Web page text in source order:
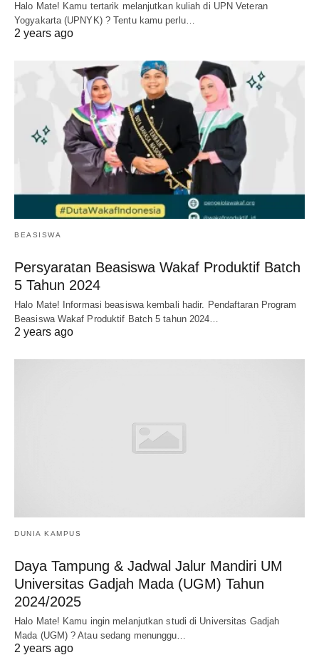
Halo Mate! Kamu tertarik melanjutkan kuliah di UPN Veteran
Yogyakarta (UPNYK) ? Tentu kamu perlu…
2 years ago
BEASISWA
Persyaratan Beasiswa Wakaf Produktif Batch
5 Tahun 2024
Halo Mate! Informasi beasiswa kembali hadir. Pendaftaran Program
Beasiswa Wakaf Produktif Batch 5 tahun 2024…
2 years ago
DUNIA KAMPUS
Daya Tampung & Jadwal Jalur Mandiri UM
Universitas Gadjah Mada (UGM) Tahun
2024/2025
Halo Mate! Kamu ingin melanjutkan studi di Universitas Gadjah
Mada (UGM) ? Atau sedang menunggu…
2 years ago